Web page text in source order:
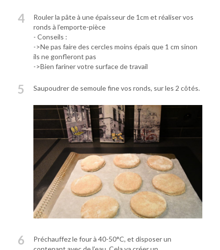
4
Rouler la pâte à une épaisseur de 1cm et réaliser vos
ronds à l’emporte-pièce
- Conseils :
->Ne pas faire des cercles moins épais que 1 cm sinon
ils ne gonfleront pas
->Bien fariner votre surface de travail
5 Saupoudrer de semoule fine vos ronds, sur les 2 côtés.
6
Préchauffez le four à 40-50°C, et disposer un